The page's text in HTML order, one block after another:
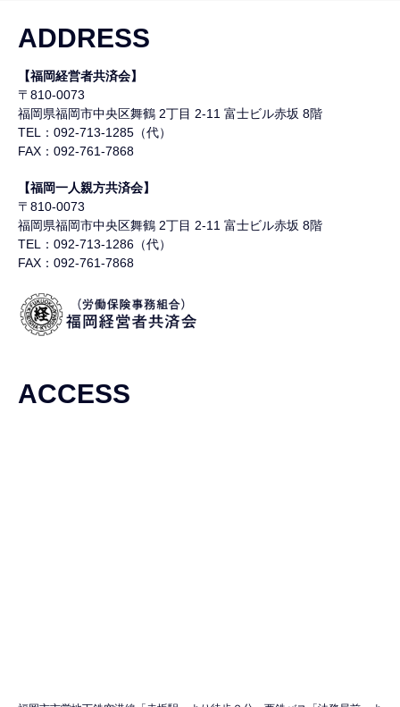
ADDRESS
【福岡経営者共済会】
〒810-0073
福岡県福岡市中央区舞鶴 2丁目 2-11 富士ビル赤坂 8階
TEL：092-713-1285（代）
FAX：092-761-7868
【福岡一人親方共済会】
〒810-0073
福岡県福岡市中央区舞鶴 2丁目 2-11 富士ビル赤坂 8階
TEL：092-713-1286（代）
FAX：092-761-7868
ACCESS